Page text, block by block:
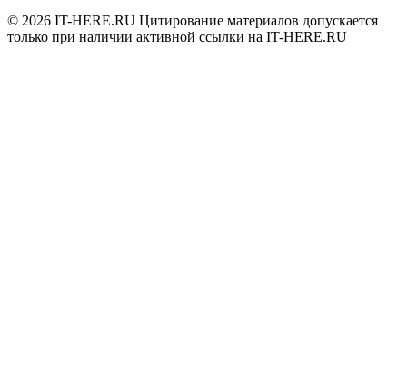
© 2026 IT-HERE.RU Цитирование материалов допускается
только при наличии активной ссылки на IT-HERE.RU